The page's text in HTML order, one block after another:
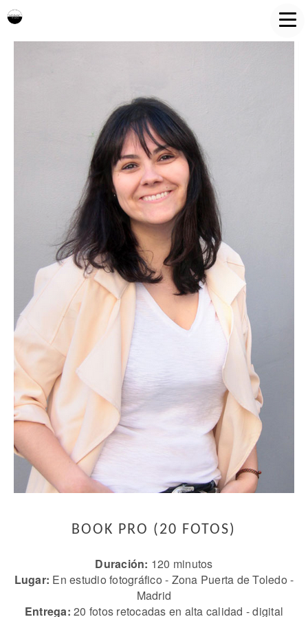
BOOK PRO (20 FOTOS)
Duración: 120 minutos
Lugar: En estudio fotográfico - Zona Puerta de Toledo -
Madrid
Entrega: 20 fotos retocadas en alta calidad - digital